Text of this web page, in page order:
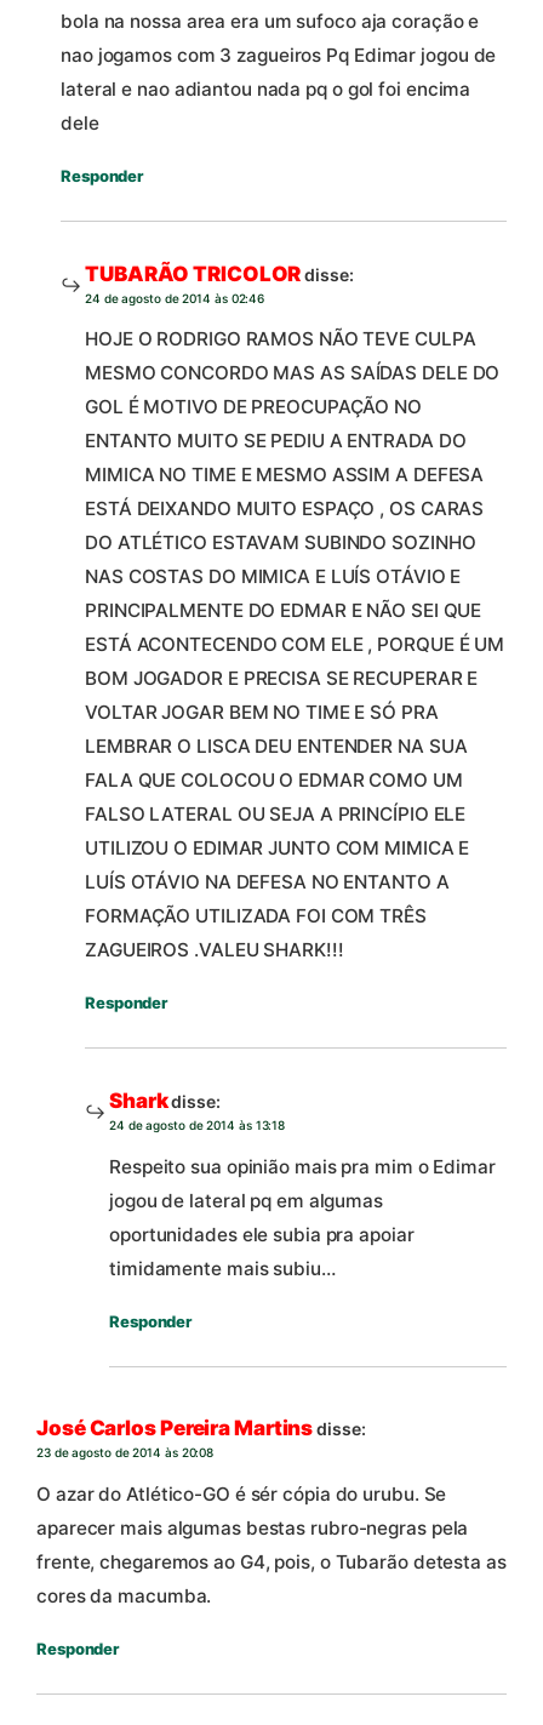
bola na nossa area era um sufoco aja coração e
nao jogamos com 3 zagueiros Pq Edimar jogou de
lateral e nao adiantou nada pq o gol foi encima
dele
Responder
TUBARÃO TRICOLORdisse:
24 de agosto de 2014 às 02:46
HOJE O RODRIGO RAMOS NÃO TEVE CULPA
MESMO CONCORDO MAS AS SAÍDAS DELE DO
GOL É MOTIVO DE PREOCUPAÇÃO NO
ENTANTO MUITO SE PEDIU A ENTRADA DO
MIMICA NO TIME E MESMO ASSIM A DEFESA
ESTÁ DEIXANDO MUITO ESPAÇO , OS CARAS
DO ATLÉTICO ESTAVAM SUBINDO SOZINHO
NAS COSTAS DO MIMICA E LUÍS OTÁVIO E
PRINCIPALMENTE DO EDMAR E NÃO SEI QUE
ESTÁ ACONTECENDO COM ELE , PORQUE É UM
BOM JOGADOR E PRECISA SE RECUPERAR E
VOLTAR JOGAR BEM NO TIME E SÓ PRA
LEMBRAR O LISCA DEU ENTENDER NA SUA
FALA QUE COLOCOU O EDMAR COMO UM
FALSO LATERAL OU SEJA A PRINCÍPIO ELE
UTILIZOU O EDIMAR JUNTO COM MIMICA E
LUÍS OTÁVIO NA DEFESA NO ENTANTO A
FORMAÇÃO UTILIZADA FOI COM TRÊS
ZAGUEIROS .VALEU SHARK!!!
Responder
Sharkdisse:
24 de agosto de 2014 às 13:18
Respeito sua opinião mais pra mim o Edimar
jogou de lateral pq em algumas
oportunidades ele subia pra apoiar
timidamente mais subiu…
Responder
José Carlos Pereira Martinsdisse:
23 de agosto de 2014 às 20:08
O azar do Atlético-GO é sér cópia do urubu. Se
aparecer mais algumas bestas rubro-negras pela
frente, chegaremos ao G4, pois, o Tubarão detesta as
cores da macumba.
Responder